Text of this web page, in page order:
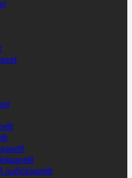
audiokaapelit